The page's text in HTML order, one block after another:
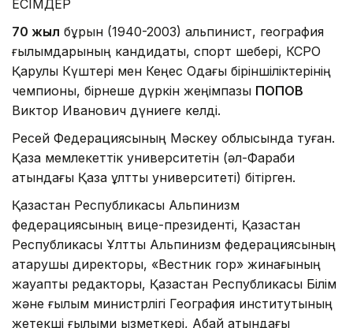
ЕСІМДЕР
70 жыл бұрын (1940-2003) альпинист, география
ғылымдарының кандидаты, спорт шебері, КСРО
Қарулы Күштері мен Кеңес Одағы біріншіліктерінің
чемпионы, бірнеше дүркін жеңімпазы ПОПОВ
Виктор Иванович дүниеге келді.
Ресей Федерациясының Мәскеу облысында туған.
Қазақ мемлекеттік университетін (әл-Фараби
атындағы Қазақ ұлттық университеті) бітірген.
Қазақстан Республикасы Альпинизм
федерациясының вице-президенті, Қазақстан
Республикасы Ұлттық Альпинизм федерациясының
атқарушы директоры, «Вестник гор» жинағының
жауапты редакторы, Қазақстан Республикасы Білім
және ғылым министрлігі География институтының
жетекші ғылыми қызметкері, Абай атындағы